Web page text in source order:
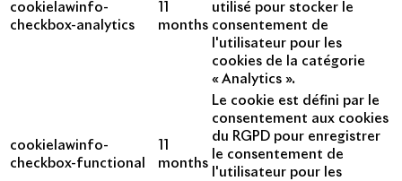
cookielawinfo-
checkbox-analytics
months
utilisé pour stocker le
consentement de
l'utilisateur pour les
cookies de la catégorie
« Analytics ».
cookielawinfo-
checkbox-functional
months
Le cookie est défini par le
consentement aux cookies
du RGPD pour enregistrer
le consentement de
l'utilisateur pour les